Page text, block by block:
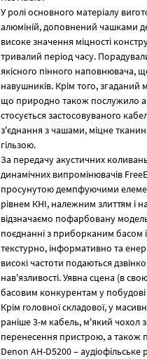
У ролі основного матеріалу
алюміній, доповнений чашками
високе значення міцності
тривалий період часу.
якісного пінного наповнювача,
навушників. Крім того, згаданий
що природно також послужило
стосується застосовуваного
з'єднання з чашами, міцне
гільзою.
За передачу акустичних
динамічних випромінювачів
просунутою демпфуючими
рівнем КНІ, належним злиттям і
відзначаємо пофарбовану
поєднанні з приборканим басом
текстурно, інформативно та
високі частоти подаються
нав'язливості. Уявна сцена (в
басовим конкурентам у
Крім головної складової, у
раніше 3-м кабель, м'який чохол
перенесення пристрою, а також
Denon AH-D5200 –